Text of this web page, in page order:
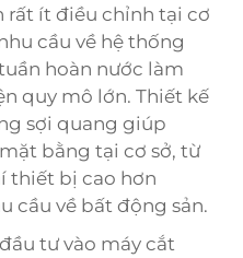
rất ít điều chỉnh tại cơ
cầu về hệ thống
hoàn nước làm
quy mô lớn. Thiết kế
sợi quang giúp
bằng tại cơ sở, từ
thiết bị cao hơn
cầu về bất động sản.
tư vào máy cắt